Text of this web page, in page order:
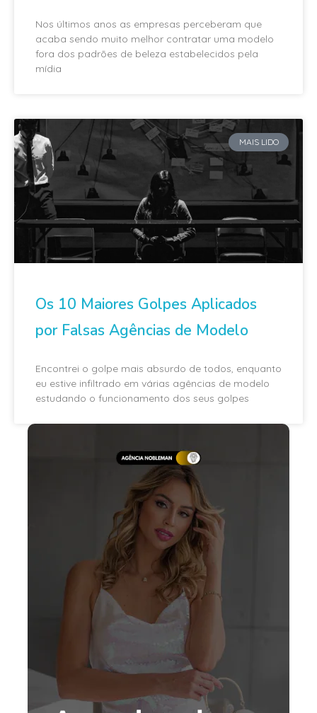
Nos últimos anos as empresas perceberam que
acaba sendo muito melhor contratar uma modelo
fora dos padrões de beleza estabelecidos pela
mídia
MAIS LIDO
Os 10 Maiores Golpes Aplicados
por Falsas Agências de Modelo
Encontrei o golpe mais absurdo de todos, enquanto
eu estive infiltrado em várias agências de modelo
estudando o funcionamento dos seus golpes